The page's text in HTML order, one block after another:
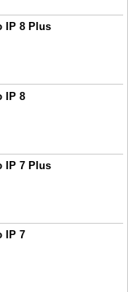
IP 8 Plus
IP 8
IP 7 Plus
IP 7